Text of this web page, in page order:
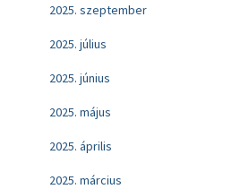
2025. szeptember
2025. július
2025. június
2025. május
2025. április
2025. március